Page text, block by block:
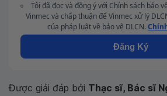
Tôi đã đọc và đồng ý với Chính sách bảo
Vinmec và chấp thuận để Vinmec xử lý
của pháp luật về bảo vệ DLCN.
Đăng Ký
Được giải đáp bởi Thạc sĩ, Bác sĩ